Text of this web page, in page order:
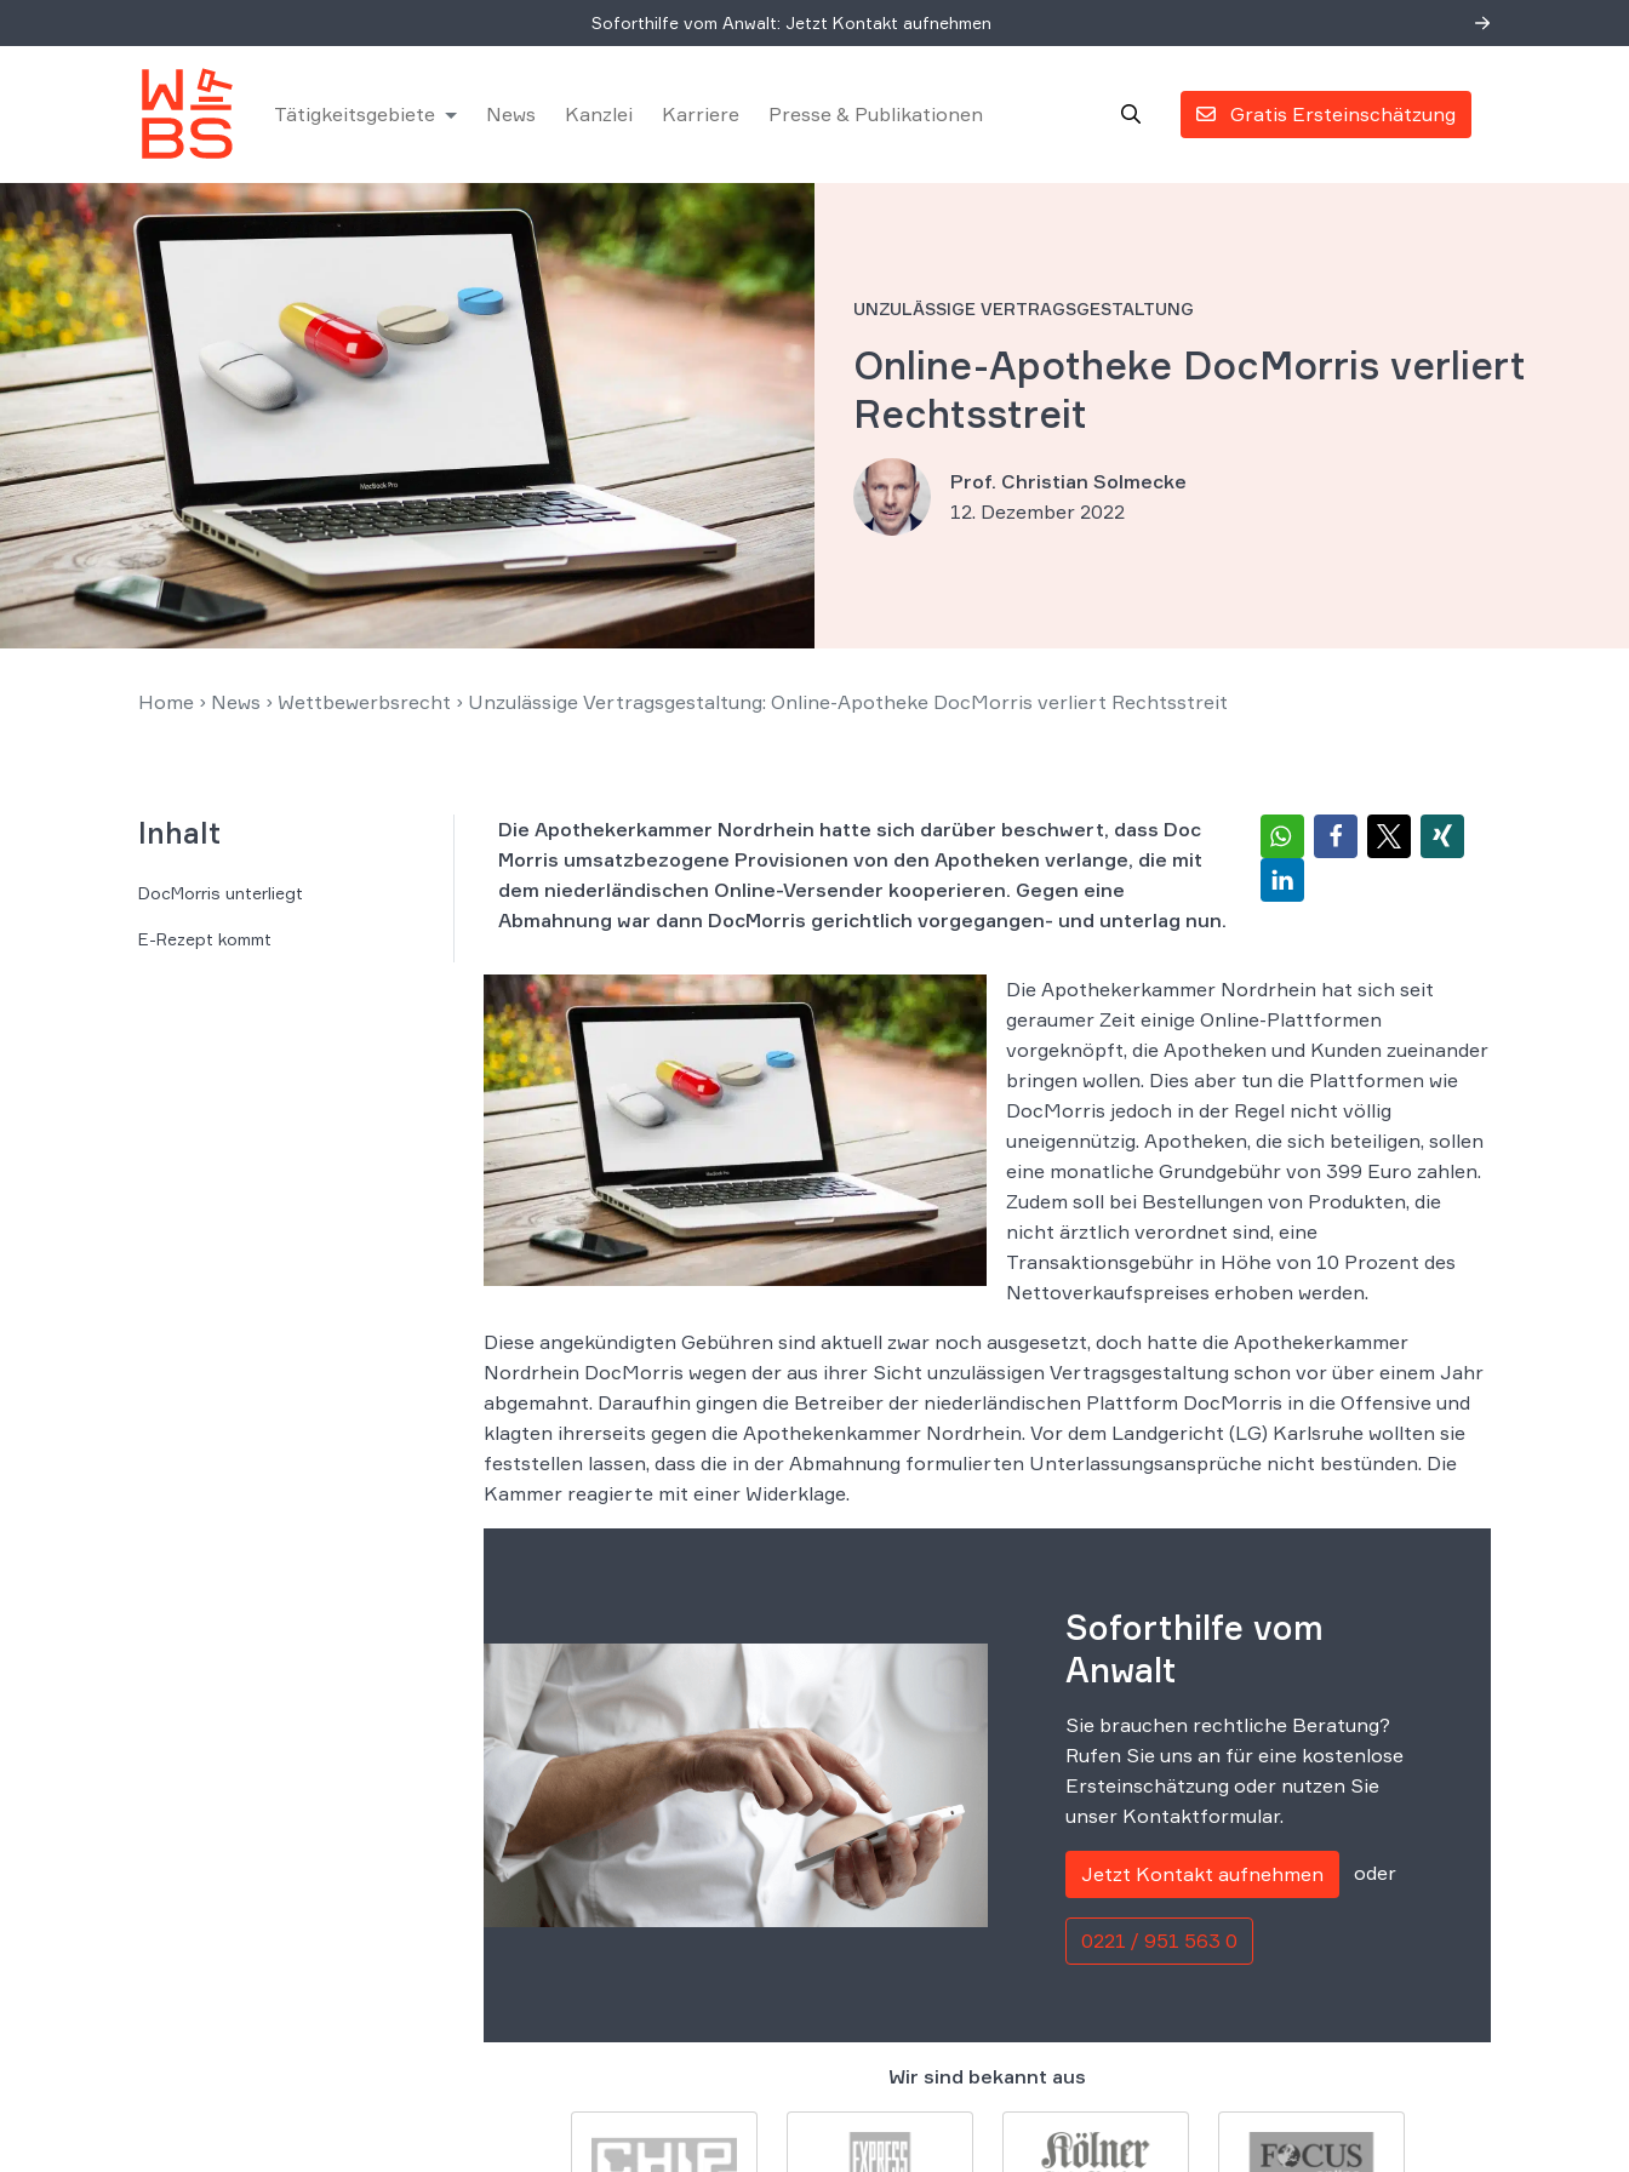
Soforthilfe vom Anwalt: Jetzt Kontakt aufnehmen
Gratis Ersteinschätzung
Tätigkeitsgebiete News Kanzlei Karriere Presse & Publikationen
UNZULÄSSIGE VERTRAGSGESTALTUNG
Online-Apotheke DocMorris verliert
Rechtsstreit
Prof. Christian Solmecke
12. Dezember 2022
Home › News › Wettbewerbsrecht › Unzulässige Vertragsgestaltung: Online-Apotheke DocMorris verliert Rechtsstreit
Inhalt
DocMorris unterliegt
E-Rezept kommt
Die Apothekerkammer Nordrhein hatte sich darüber beschwert, dass Doc
Morris umsatzbezogene Provisionen von den Apotheken verlange, die mit
dem niederländischen Online-Versender kooperieren. Gegen eine
Abmahnung war dann DocMorris gerichtlich vorgegangen- und unterlag nun.
Die Apothekerkammer Nordrhein hat sich seit
geraumer Zeit einige Online-Plattformen
vorgeknöpft, die Apotheken und Kunden zueinander
bringen wollen. Dies aber tun die Plattformen wie
DocMorris jedoch in der Regel nicht völlig
uneigennützig. Apotheken, die sich beteiligen, sollen
eine monatliche Grundgebühr von 399 Euro zahlen.
Zudem soll bei Bestellungen von Produkten, die
nicht ärztlich verordnet sind, eine
Transaktionsgebühr in Höhe von 10 Prozent des
Nettoverkaufspreises erhoben werden.
Diese angekündigten Gebühren sind aktuell zwar noch ausgesetzt, doch hatte die Apothekerkammer
Nordrhein DocMorris wegen der aus ihrer Sicht unzulässigen Vertragsgestaltung schon vor über einem Jahr
abgemahnt. Daraufhin gingen die Betreiber der niederländischen Plattform DocMorris in die Offensive und
klagten ihrerseits gegen die Apothekenkammer Nordrhein. Vor dem Landgericht (LG) Karlsruhe wollten sie
feststellen lassen, dass die in der Abmahnung formulierten Unterlassungsansprüche nicht bestünden. Die
Kammer reagierte mit einer Widerklage.
Soforthilfe vom
Anwalt
Sie brauchen rechtliche Beratung?
Rufen Sie uns an für eine kostenlose
Ersteinschätzung oder nutzen Sie
unser Kontaktformular.
Jetzt Kontakt aufnehmen oder
0221 / 951 563 0
Wir sind bekannt aus